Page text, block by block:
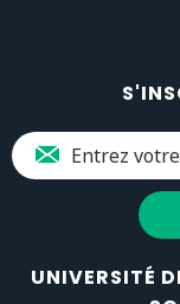
UNIVERSITÉ